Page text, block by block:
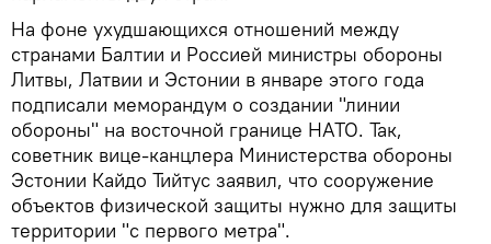
На фоне ухудшающихся отношений между
странами Балтии и Россией министры обороны
Литвы, Латвии и Эстонии в январе этого года
подписали меморандум о создании "линии
обороны" на восточной границе НАТО. Так,
советник вице-канцлера Министерства обороны
Эстонии Кайдо Тийтус заявил, что сооружение
объектов физической защиты нужно для защиты
территории "с первого метра".